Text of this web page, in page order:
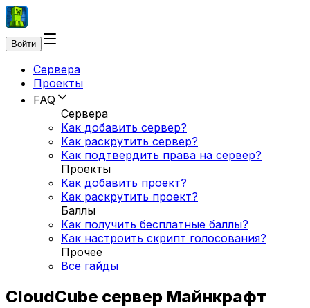
Войти
Сервера
Проекты
FAQ
Сервера
Как добавить сервер?
Как раскрутить сервер?
Как подтвердить права на сервер?
Проекты
Как добавить проект?
Как раскрутить проект?
Баллы
Как получить бесплатные баллы?
Как настроить скрипт голосования?
Прочее
Все гайды
CloudCube сервер Майнкрафт